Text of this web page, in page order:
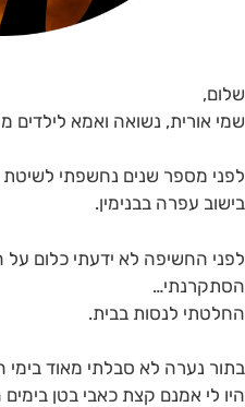
שלום,
שמי אורית, נשואה ואמא לילדים
לפני מספר שנים נחשפתי
בישוב עפרה בבנימין.
לפני החשיפה לא ידעתי כלום
הסתקרנתי…
החלטתי לנסות בבית.
בתור נערה לא סבלתי מאוד בימי
היו לי אמנם קצת כאבי בטן